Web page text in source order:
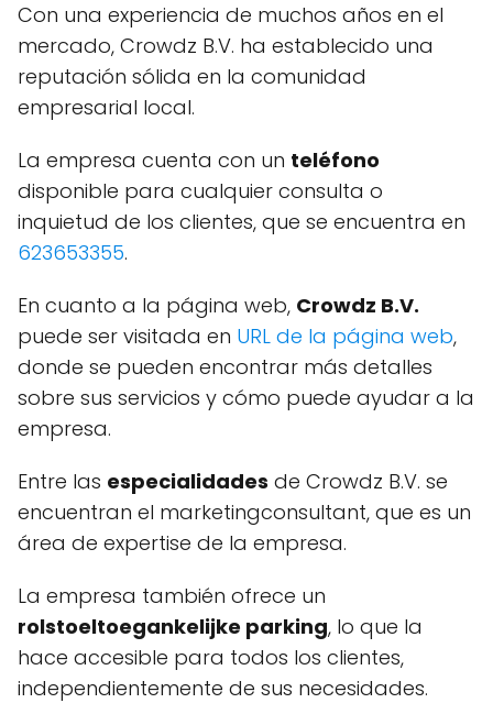
Con una experiencia de muchos años en el
mercado, Crowdz B.V. ha establecido una
reputación sólida en la comunidad
empresarial local.
La empresa cuenta con un teléfono
disponible para cualquier consulta o
inquietud de los clientes, que se encuentra en
623653355.
En cuanto a la página web, Crowdz B.V.
puede ser visitada en URL de la página web,
donde se pueden encontrar más detalles
sobre sus servicios y cómo puede ayudar a la
empresa.
Entre las especialidades de Crowdz B.V. se
encuentran el marketingconsultant, que es un
área de expertise de la empresa.
La empresa también ofrece un
rolstoeltoegankelijke parking, lo que la
hace accesible para todos los clientes,
independientemente de sus necesidades.